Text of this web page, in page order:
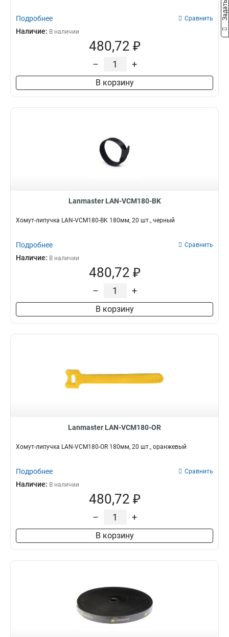
Подробнее Сравнить
Наличие: В наличии
480,72 ₽
– +
В корзину
Lanmaster LAN-VCM180-BK
Хомут-липучка LAN-VCM180-BK 180мм, 20 шт., черный
Подробнее Сравнить
Наличие: В наличии
480,72 ₽
– +
В корзину
Lanmaster LAN-VCM180-OR
Хомут-липучка LAN-VCM180-OR 180мм, 20 шт., оранжевый
Подробнее Сравнить
Наличие: В наличии
480,72 ₽
– +
В корзину